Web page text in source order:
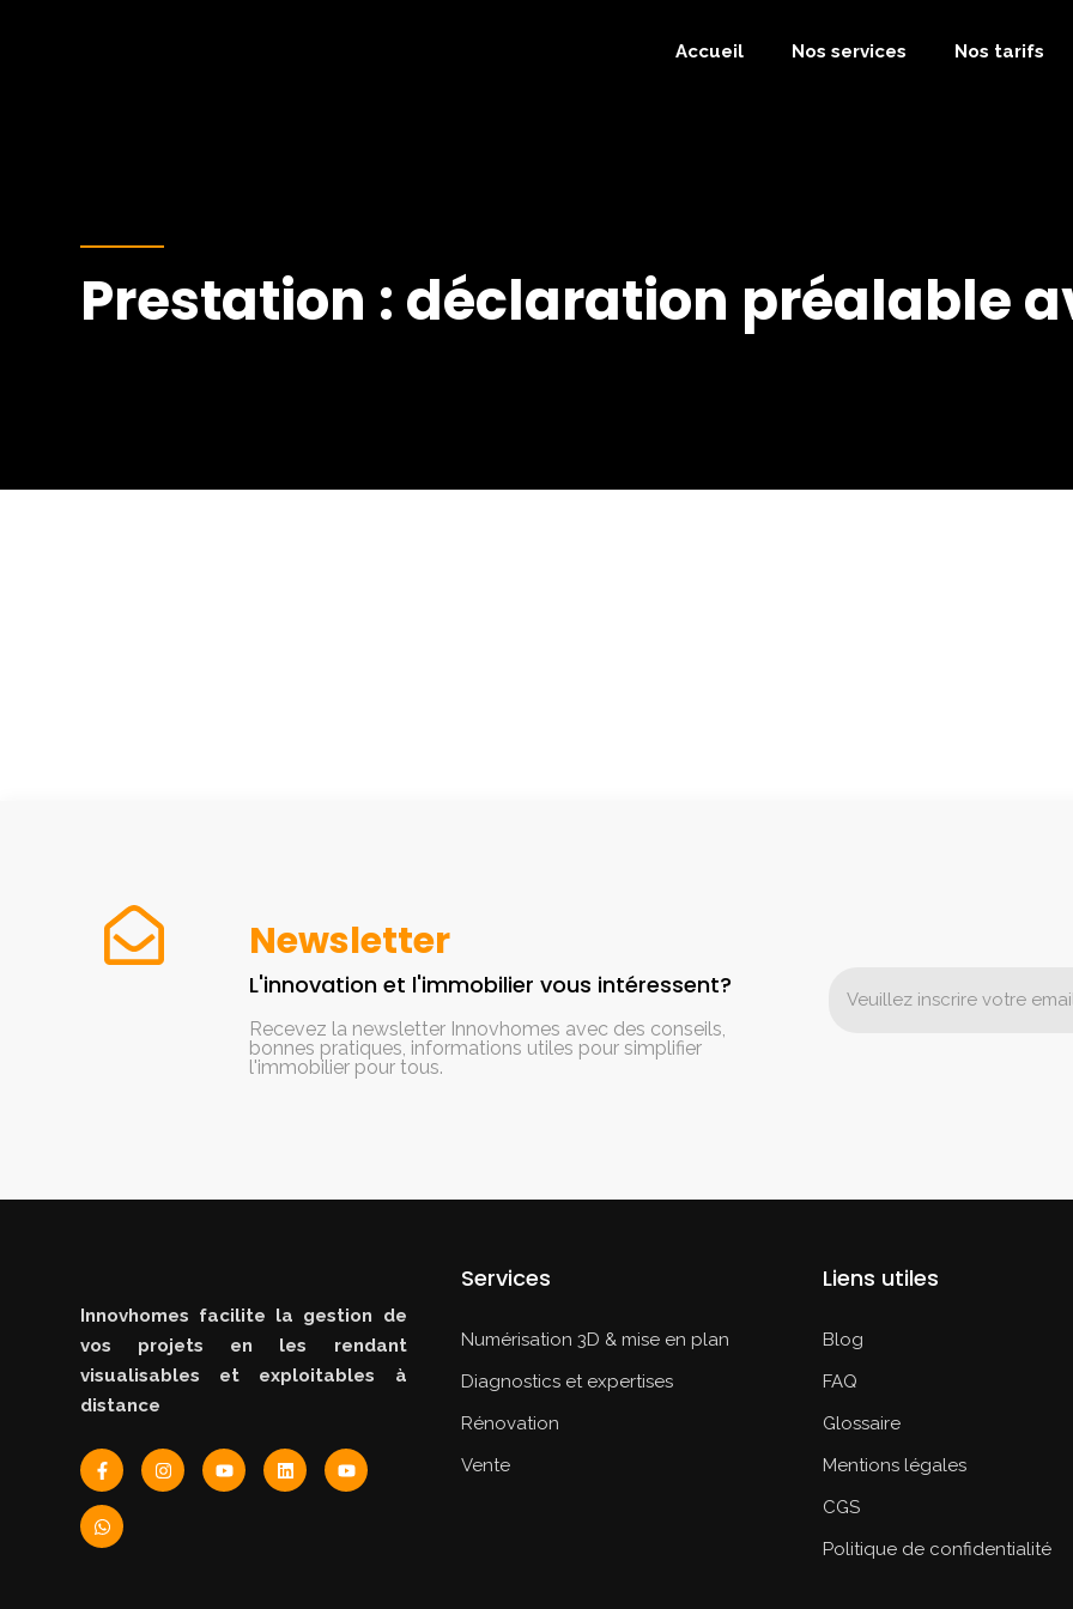
Accueil Nos services Nos tarifs
Prestation : déclaration préalable
Newsletter
L'innovation et l'immobilier vous intéressent?
Recevez la newsletter Innovhomes avec des conseils,
bonnes pratiques, informations utiles pour simplifier
l'immobilier pour tous.
Innovhomes facilite la gestion de
vos projets en les rendant
visualisables et exploitables à
distance
Services
Numérisation 3D & mise en plan
Diagnostics et expertises
Rénovation
Vente
Liens utiles
Blog
FAQ
Glossaire
Mentions légales
CGS
Politique de confidentialité